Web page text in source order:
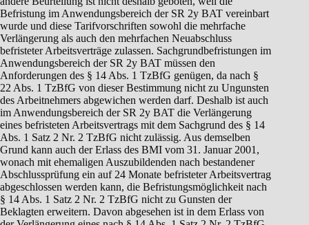
Befristung im Anwendungsbereich der SR 2y BAT vereinbart
wurde und diese Tarifvorschriften sowohl die mehrfache
Verlängerung als auch den mehrfachen Neuabschluss
befristeter Arbeitsverträge zulassen. Sachgrundbefristungen im
Anwendungsbereich der SR 2y BAT müssen den
Anforderungen des § 14 Abs. 1 TzBfG genügen, da nach §
22 Abs. 1 TzBfG von dieser Bestimmung nicht zu Ungunsten
des Arbeitnehmers abgewichen werden darf. Deshalb ist auch
im Anwendungsbereich der SR 2y BAT die Verlängerung
eines befristeten Arbeitsvertrags mit dem Sachgrund des § 14
Abs. 1 Satz 2 Nr. 2 TzBfG nicht zulässig. Aus demselben
Grund kann auch der Erlass des BMI vom 31. Januar 2001,
wonach mit ehemaligen Auszubildenden nach bestandener
Abschlussprüfung ein auf 24 Monate befristeter Arbeitsvertrag
abgeschlossen werden kann, die Befristungsmöglichkeit nach
§ 14 Abs. 1 Satz 2 Nr. 2 TzBfG nicht zu Gunsten der
Beklagten erweitern. Davon abgesehen ist in dem Erlass von